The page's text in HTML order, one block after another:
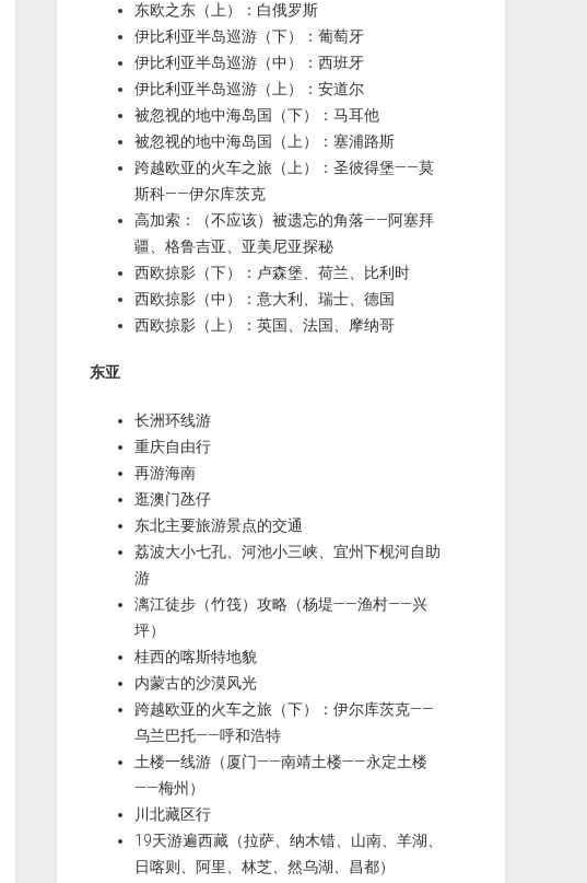
东欧之东（上）：白俄罗斯
伊比利亚半岛巡游（下）：葡萄牙
伊比利亚半岛巡游（中）：西班牙
伊比利亚半岛巡游（上）：安道尔
被忽视的地中海岛国（下）：马耳他
被忽视的地中海岛国（上）：塞浦路斯
跨越欧亚的火车之旅（上）：圣彼得堡——莫
斯科——伊尔库茨克
高加索：（不应该）被遗忘的角落——阿塞拜
疆、格鲁吉亚、亚美尼亚探秘
西欧掠影（下）：卢森堡、荷兰、比利时
西欧掠影（中）：意大利、瑞士、德国
西欧掠影（上）：英国、法国、摩纳哥
东亚
长洲环线游
重庆自由行
再游海南
逛澳门氹仔
东北主要旅游景点的交通
荔波大小七孔、河池小三峡、宜州下枧河自助
游
漓江徒步（竹筏）攻略（杨堤——渔村——兴
坪）
桂西的喀斯特地貌
内蒙古的沙漠风光
跨越欧亚的火车之旅（下）：伊尔库茨克——
乌兰巴托——呼和浩特
土楼一线游（厦门——南靖土楼——永定土楼
——梅州）
川北藏区行
19天游遍西藏（拉萨、纳木错、山南、羊湖、
日喀则、阿里、林芝、然乌湖、昌都）